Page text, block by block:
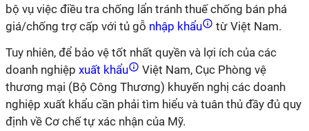
bộ vụ việc điều tra chống lẩn tránh thuế chống bán phá
giá/chống trợ cấp với tủ gỗ nhập khẩu
từ Việt Nam.
Tuy nhiên, để bảo vệ tốt nhất quyền và lợi ích của các
doanh nghiệp xuất khẩu
Việt Nam, Cục Phòng vệ
thương mại (Bộ Công Thương) khuyến nghị các doanh
nghiệp xuất khẩu cần phải tìm hiểu và tuân thủ đầy đủ quy
định về Cơ chế tự xác nhận của Mỹ.